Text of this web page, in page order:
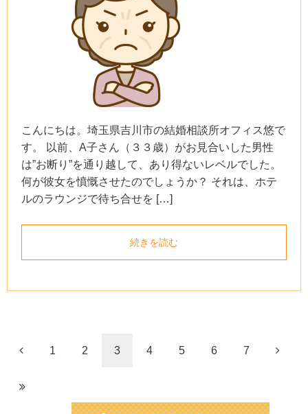
こんにちは。埼玉県吉川市の結婚相談所オフィス悠で
す。 以前、A子さん（３３歳）がお見合いした男性
は”お断り”を通り越して、あり得ないレベルでした。
何が彼女を憤慨させたのでしょうか？ それは、ホテ
ルのラウンジで待ち合せを […]
続きを読む
1 2 3 4 5 6 7